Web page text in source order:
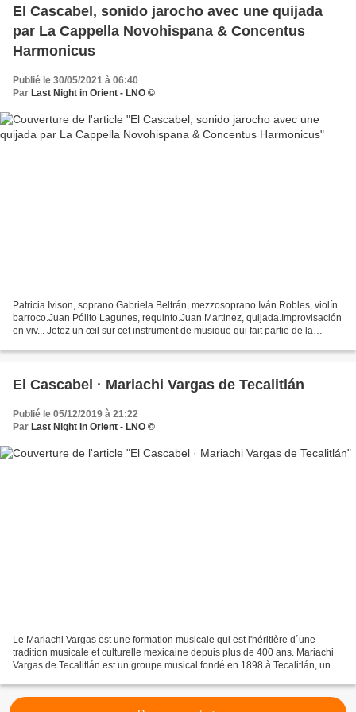
El Cascabel, sonido jarocho avec une quijada
par La Cappella Novohispana & Concentus
Harmonicus
Publié le 30/05/2021 à 06:40
Par Last Night in Orient - LNO ©
Patricia Ivison, soprano.Gabriela Beltrán, mezzosoprano.Iván Robles, violín
barroco.Juan Pólito Lagunes, requinto.Juan Martinez, quijada.Improvisación
en viv... Jetez un œil sur cet instrument de musique qui fait partie de la
El Cascabel · Mariachi Vargas de Tecalitlán
Publié le 05/12/2019 à 21:22
Par Last Night in Orient - LNO ©
Le Mariachi Vargas est une formation musicale qui est l'héritière d´une
tradition musicale et culturelle mexicaine depuis plus de 400 ans. Mariachi
Vargas de Tecalitlán est un groupe musical fondé en 1898 à Tecalitlán, une